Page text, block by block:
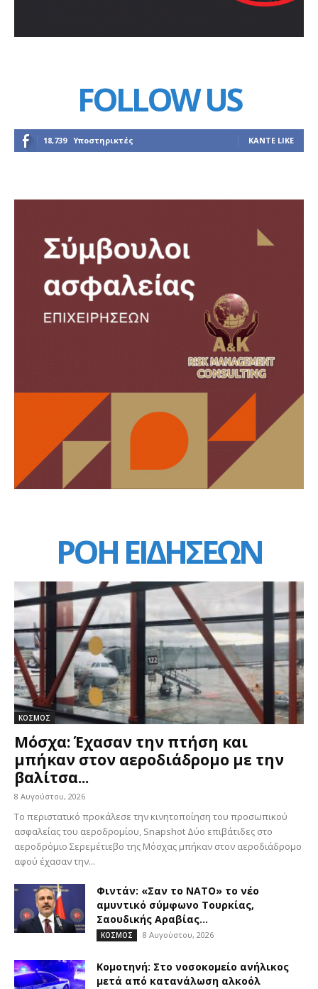
FOLLOW US
18,739 Υποστηρικτές ΚΆΝΤΕ LIKE
ΡΟΗ ΕΙΔΗΣΕΩΝ
ΚΟΣΜΟΣ
Μόσχα: Έχασαν την πτήση και
μπήκαν στον αεροδιάδρομο με την
βαλίτσα...
8 Αυγούστου, 2026
Το περιστατικό προκάλεσε την κινητοποίηση του προσωπικού
ασφαλείας του αεροδρομίου, Snapshot Δύο επιβάτιδες στο
αεροδρόμιο Σερεμέτιεβο της Μόσχας μπήκαν στον αεροδιάδρομο
αφού έχασαν την...
Φιντάν: «Σαν το ΝΑΤΟ» το νέο
αμυντικό σύμφωνο Τουρκίας,
Σαουδικής Αραβίας...
ΚΟΣΜΟΣ 8 Αυγούστου, 2026
Κομοτηνή: Στο νοσοκομείο ανήλικος
μετά από κατανάλωση αλκοόλ